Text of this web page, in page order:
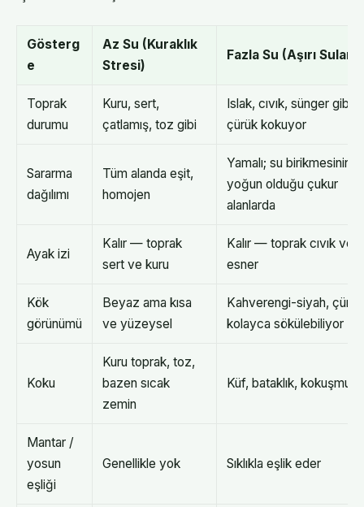
Gösterg
e
Az Su (Kuraklık
Stresi)
Fazla Su (Aşırı
Toprak
durumu
Kuru, sert,
çatlamış, toz gibi
Islak, cıvık, sünger gibi,
çürük kokuyor
Sararma
dağılımı
Tüm alanda eşit,
homojen
Yamalı; su birikmesinin
yoğun olduğu çukur
alanlarda
Ayak izi
Kalır — toprak
sert ve kuru
Kalır — toprak cıvık ve
esner
Kök
görünümü
Beyaz ama kısa
ve yüzeysel
Kahverengi-siyah,
kolayca sökülebiliyor
Koku
Kuru toprak, toz,
bazen sıcak
zemin
Küf, bataklık, kokuşmuş
Mantar /
yosun
eşliği
Genellikle yok Sıklıkla eşlik eder